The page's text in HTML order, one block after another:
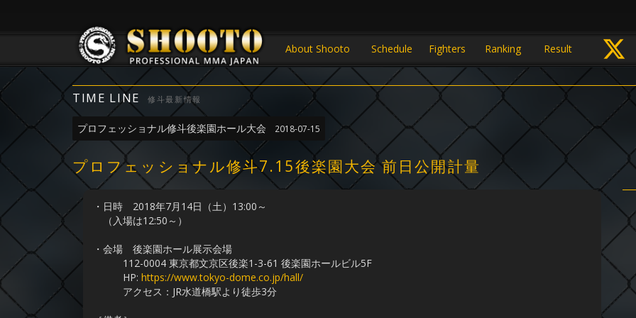
About Shooto Schedule Fighters Ranking Result
TIME LINE 修斗最新情報
プロフェッショナル修斗後楽園ホール大会 2018-07-15
プロフェッショナル修斗7.15後楽園大会 前日公開計量
・日時 2018年7月14日（土）13:00～
（入場は12:50～）
・会場 後楽園ホール展示会場
112-0004 東京都文京区後楽1-3-61 後楽園ホールビル5F
HP: https://www.tokyo-dome.co.jp/hall/
アクセス：JR水道橋駅より徒歩3分